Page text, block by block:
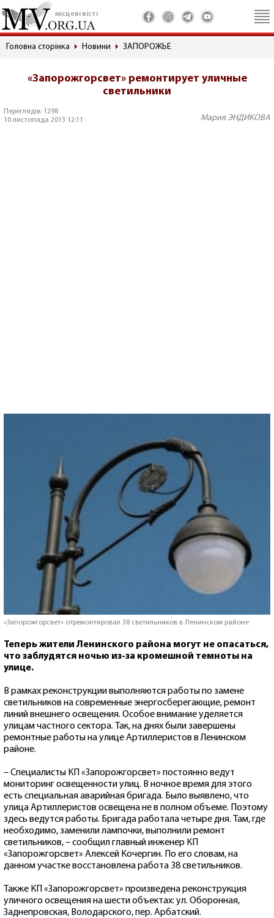
місцеві вісті
Головна сторінка Новини ЗАПОРОЖЬЕ
«Запорожгорсвет» ремонтирует уличные
светильники
Переглядів: 1298
10 листопада 2013 12:11
Мария ЭНДИКОВА
«Запорожгорсвет» отремонтировал 38 светильников в Ленинском районе
Теперь жители Ленинского района могут не опасаться,
что заблудятся ночью из-за кромешной темноты на
улице.
В рамках реконструкции выполняются работы по замене
светильников на современные энергосберегающие, ремонт
линий внешнего освещения. Особое внимание уделяется
улицам частного сектора. Так, на днях были завершены
ремонтные работы на улице Артиллеристов в Ленинском
районе.
– Специалисты КП «Запорожгорсвет» постоянно ведут
мониторинг освещенности улиц. В ночное время для этого
есть специальная аварийная бригада. Было выявлено, что
улица Артиллеристов освещена не в полном объеме. Поэтому
здесь ведутся работы. Бригада работала четыре дня. Там, где
необходимо, заменили лампочки, выполнили ремонт
светильников, – сообщил главный инженер КП
«Запорожгорсвет» Алексей Кочергин. По его словам, на
данном участке восстановлена работа 38 светильников.
Также КП «Запорожгорсвет» произведена реконструкция
уличного освещения на шести объектах: ул. Оборонная,
Заднепровская, Володарского, пер. Арбатский.